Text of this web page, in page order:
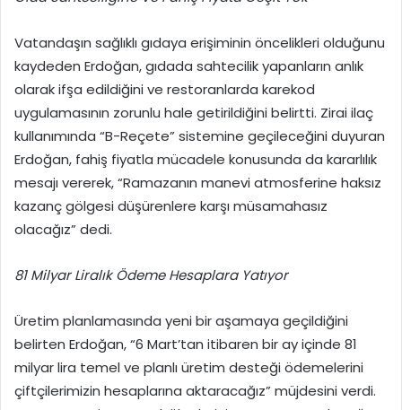
Vatandaşın sağlıklı gıdaya erişiminin öncelikleri olduğunu
kaydeden Erdoğan, gıdada sahtecilik yapanların anlık
olarak ifşa edildiğini ve restoranlarda karekod
uygulamasının zorunlu hale getirildiğini belirtti. Zirai ilaç
kullanımında “B-Reçete” sistemine geçileceğini duyuran
Erdoğan, fahiş fiyatla mücadele konusunda da kararlılık
mesajı vererek, “Ramazanın manevi atmosferine haksız
kazanç gölgesi düşürenlere karşı müsamahasız
olacağız” dedi.
81 Milyar Liralık Ödeme Hesaplara Yatıyor
Üretim planlamasında yeni bir aşamaya geçildiğini
belirten Erdoğan, “6 Mart’tan itibaren bir ay içinde 81
milyar lira temel ve planlı üretim desteği ödemelerini
çiftçilerimizin hesaplarına aktaracağız” müjdesini verdi.